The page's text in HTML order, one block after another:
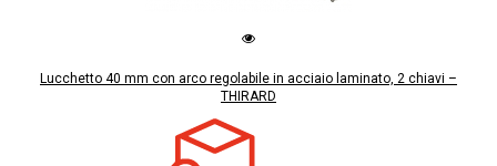
Lucchetto 40 mm con arco regolabile in acciaio laminato, 2 chiavi –
THIRARD